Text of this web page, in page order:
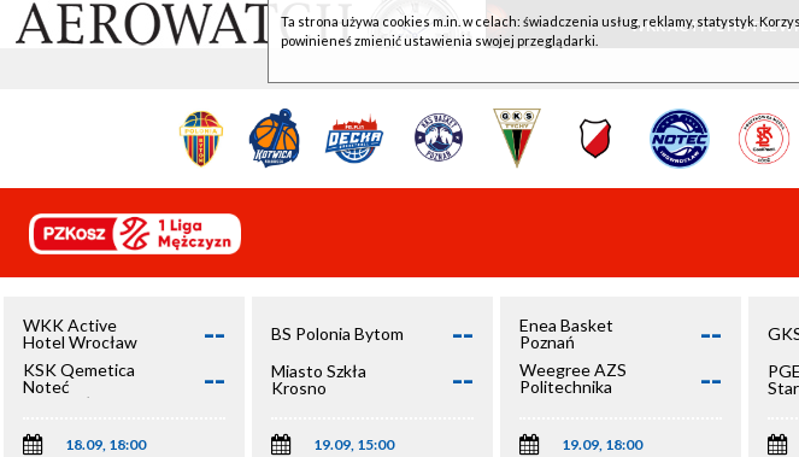
WKK ACTIVE HOTEL
WKK Active
Hotel Wrocław
--
KSK Qemetica
Noteć
Inowrocław
--
18.09, 18:00
BS Polonia Bytom --
Miasto Szkła
Krosno
--
19.09, 15:00
Enea Basket
Poznań
--
Weegree AZS
Politechnika
--
19.09, 18:00
Ta strona używa cookies m.in. w celach: świadczenia usług, reklamy, statystyk.
powinieneś zmienić ustawienia swojej przeglądarki.